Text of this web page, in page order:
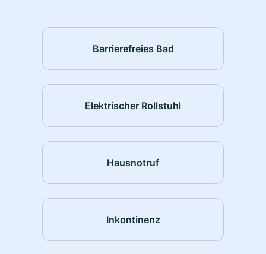
Barrierefreies Bad
Elektrischer Rollstuhl
Hausnotruf
Inkontinenz